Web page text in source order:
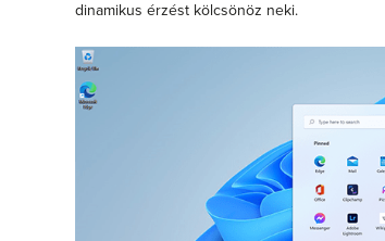
dinamikus érzést kölcsönöz neki.